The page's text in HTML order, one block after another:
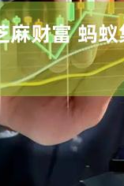
14204.15